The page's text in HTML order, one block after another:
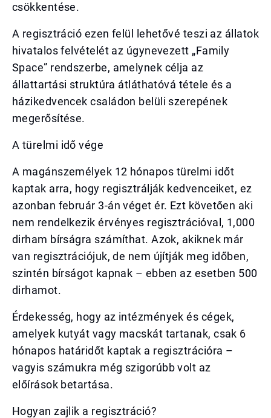
csökkentése.
A regisztráció ezen felül lehetővé teszi az állatok
hivatalos felvételét az úgynevezett „Family
Space” rendszerbe, amelynek célja az
állattartási struktúra átláthatóvá tétele és a
házikedvencek családon belüli szerepének
megerősítése.
A türelmi idő vége
A magánszemélyek 12 hónapos türelmi időt
kaptak arra, hogy regisztrálják kedvenceiket, ez
azonban február 3-án véget ér. Ezt követően aki
nem rendelkezik érvényes regisztrációval, 1,000
dirham bírságra számíthat. Azok, akiknek már
van regisztrációjuk, de nem újítják meg időben,
szintén bírságot kapnak – ebben az esetben 500
dirhamot.
Érdekesség, hogy az intézmények és cégek,
amelyek kutyát vagy macskát tartanak, csak 6
hónapos határidőt kaptak a regisztrációra –
vagyis számukra még szigorúbb volt az
előírások betartása.
Hogyan zajlik a regisztráció?